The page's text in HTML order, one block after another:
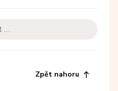
Zpět nahoru